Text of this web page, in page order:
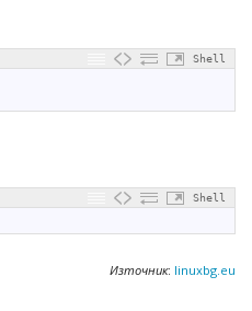
Shell
Shell
Източник: linuxbg.eu